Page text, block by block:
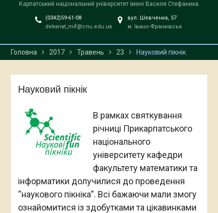
Карпатський національний університет імені Василя Стефаника
(0342)59-61-08
dekanat_mif@cnu.edu.ua
вул. Шевченка, 57
м. Івано-Франківськ
Головна 2017 Травень 23 Науковий пікнік
Науковий пікнік
В рамках святкування
річниці Прикарпатського
національного
університету кафедри
факультету математики та
інформатики долучилися до проведення
“наукового пікніка”. Всі бажаючи мали змогу
ознайомитися із здобутками та цікавинками